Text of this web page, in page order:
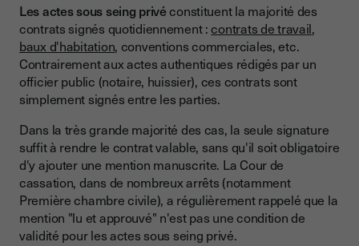
Les actes sous seing privéconstituent la majorité des
contrats signés quotidiennement :contrats de travail,
baux d'habitation, conventions commerciales, etc.
Contrairement aux actes authentiques rédigés par un
officier public (notaire, huissier), ces contrats sont
simplement signés entre les parties.
Dans la très grande majorité des cas, la seule signature
suffit à rendre le contrat valable, sans qu'il soit obligatoire
d'y ajouter une mention manuscrite. La Cour de
cassation, dans de nombreux arrêts (notamment
Première chambre civile), a régulièrement rappelé que la
mention "lu et approuvé" n'est pas une condition de
validité pour les actes sous seing privé.